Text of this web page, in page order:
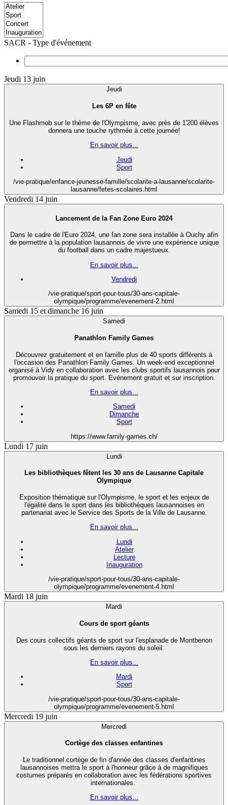
SACR - Type d'événement
Jeudi 13 juin
Jeudi
Les 6P en fête
Une Flashmob sur le thème de l'Olympisme, avec près de 1'200 élèves
donnera une touche rythmée à cette journée!
En savoir plus...
Jeudi
Sport
/vie-pratique/enfance-jeunesse-famille/scolarite-a-lausanne/scolarite-
lausanne/fetes-scolaires.html
Vendredi 14 juin
Lancement de la Fan Zone Euro 2024
Dans le cadre de l'Euro 2024, une fan zone sera installée à Ouchy afin
de permettre à la population lausannois de vivre une expérience unique
du football dans un cadre majestueux.
En savoir plus...
Vendredi
/vie-pratique/sport-pour-tous/30-ans-capitale-
olympique/programme/evenement-2.html
Samedi 15 et dimanche 16 juin
Samedi
Panathlon Family Games
Découvrez gratuitement et en famille plus de 40 sports différents à
l'occasion des Panathlon Family Games. Un week-end exceptionnel
organisé à Vidy en collaboration avec les clubs sportifs lausannois pour
promouvoir la pratique du sport. Evénement gratuit et sur inscription.
En savoir plus...
Samedi
Dimanche
Sport
https://www.family-games.ch/
Lundi 17 juin
Lundi
Les bibliothèques fêtent les 30 ans de Lausanne Capitale
Olympique
Exposition thématique sur l'Olympisme, le sport et les enjeux de
l'égalité dans le sport dans les bibliothèques lausannoises en
partenariat avec le Service des Sports de la Ville de Lausanne.
En savoir plus...
Lundi
Atelier
Lecture
Inauguration
/vie-pratique/sport-pour-tous/30-ans-capitale-
olympique/programme/evenement-4.html
Mardi 18 juin
Mardi
Cours de sport géants
Des cours collectifs géants de sport sur l'esplanade de Montbenon
sous les derniers rayons du soleil.
En savoir plus...
Mardi
Sport
/vie-pratique/sport-pour-tous/30-ans-capitale-
olympique/programme/evenement-5.html
Mercredi 19 juin
Mercredi
Cortège des classes enfantines
Le traditionnel cortège de fin d'année des classes d'enfantines
lausannoises mettra le sport à l'honneur grâce à de magnifiques
costumes préparés en collaboration avec les fédérations sportives
internationales.
En savoir plus...